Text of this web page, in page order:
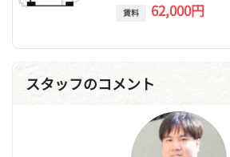
賃料 62,000円
スタッフのコメント